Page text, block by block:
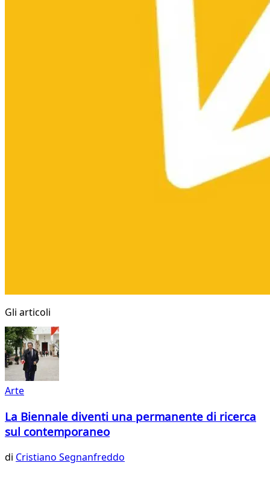
Gli articoli
Arte
La Biennale diventi una permanente di ricerca
sul contemporaneo
di Cristiano Segnanfreddo